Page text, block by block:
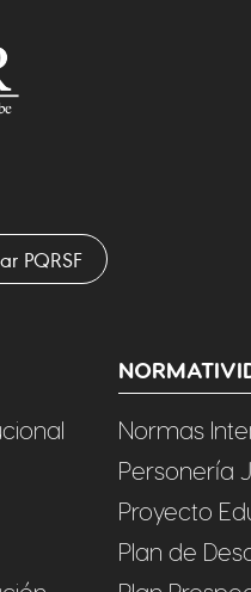
PQRSF
Normas
Personería
Proyecto
Plan de